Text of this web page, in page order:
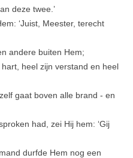
deze twee.’
‘Juist, Meester, terecht
andere buiten Hem;
heel zijn verstand en heel
gaat boven alle brand ‑ en
had, zei Hij hem: ‘Gij
durfde Hem nog een